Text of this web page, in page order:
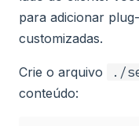
para adicionar
customizadas.
Crie o arquivo ./
conteúdo: